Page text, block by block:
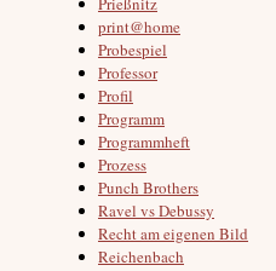
print@home
Probespiel
Professor
Profil
Programm
Programmheft
Prozess
Punch Brothers
Ravel vs Debussy
Recht am eigenen Bild
Reichenbach